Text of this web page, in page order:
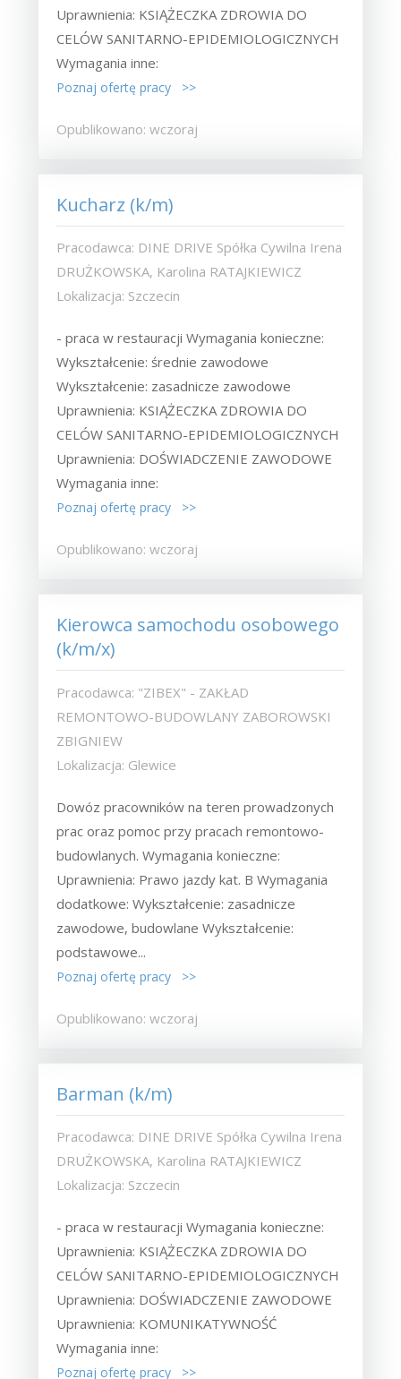
Uprawnienia: KSIĄŻECZKA ZDROWIA DO
CELÓW SANITARNO-EPIDEMIOLOGICZNYCH
Wymagania inne:
Poznaj ofertę pracy >>
Opublikowano: wczoraj
Kucharz (k/m)
Pracodawca: DINE DRIVE Spółka Cywilna Irena
DRUŻKOWSKA, Karolina RATAJKIEWICZ
Lokalizacja: Szczecin
- praca w restauracji Wymagania konieczne:
Wykształcenie: średnie zawodowe
Wykształcenie: zasadnicze zawodowe
Uprawnienia: KSIĄŻECZKA ZDROWIA DO
CELÓW SANITARNO-EPIDEMIOLOGICZNYCH
Uprawnienia: DOŚWIADCZENIE ZAWODOWE
Wymagania inne:
Poznaj ofertę pracy >>
Opublikowano: wczoraj
Kierowca samochodu osobowego
(k/m/x)
Pracodawca: "ZIBEX" - ZAKŁAD
REMONTOWO-BUDOWLANY ZABOROWSKI
ZBIGNIEW
Lokalizacja: Glewice
Dowóz pracowników na teren prowadzonych
prac oraz pomoc przy pracach remontowo-
budowlanych. Wymagania konieczne:
Uprawnienia: Prawo jazdy kat. B Wymagania
dodatkowe: Wykształcenie: zasadnicze
zawodowe, budowlane Wykształcenie:
podstawowe...
Poznaj ofertę pracy >>
Opublikowano: wczoraj
Barman (k/m)
Pracodawca: DINE DRIVE Spółka Cywilna Irena
DRUŻKOWSKA, Karolina RATAJKIEWICZ
Lokalizacja: Szczecin
- praca w restauracji Wymagania konieczne:
Uprawnienia: KSIĄŻECZKA ZDROWIA DO
CELÓW SANITARNO-EPIDEMIOLOGICZNYCH
Uprawnienia: DOŚWIADCZENIE ZAWODOWE
Uprawnienia: KOMUNIKATYWNOŚĆ
Wymagania inne:
Poznaj ofertę pracy >>